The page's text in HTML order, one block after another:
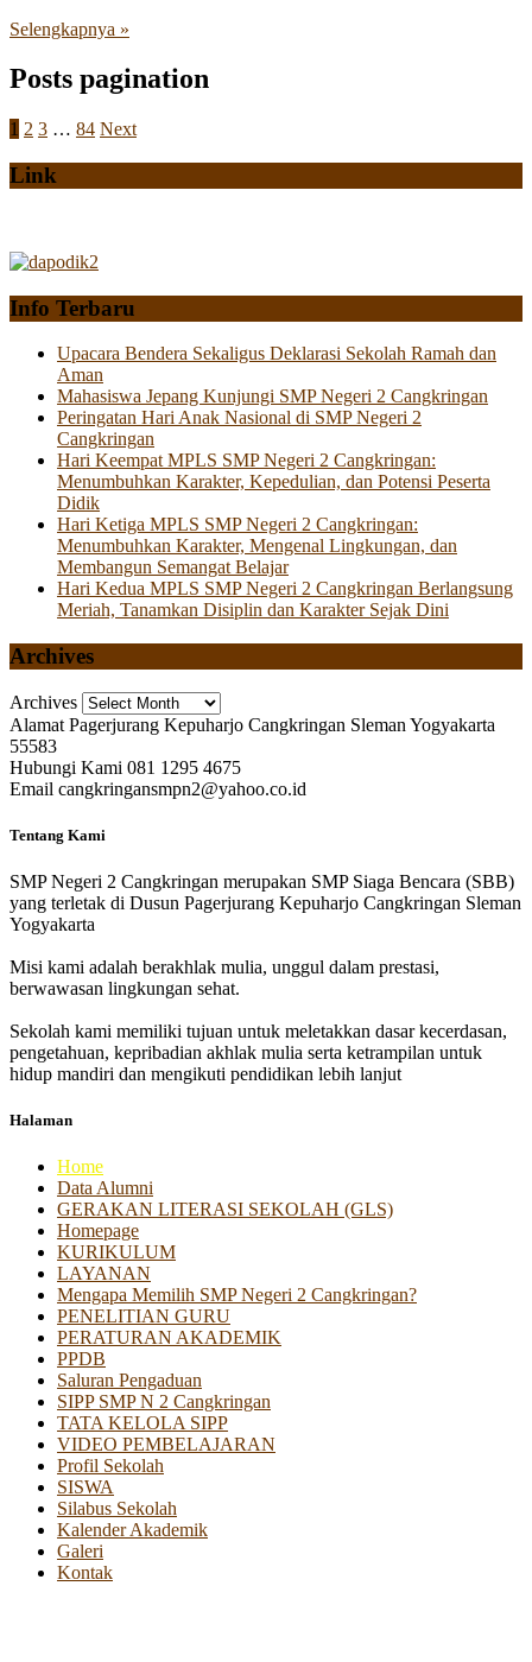
Selengkapnya »
Posts pagination
1 2 3 … 84 Next
Link
Info Terbaru
Upacara Bendera Sekaligus Deklarasi Sekolah Ramah dan
Aman
Mahasiswa Jepang Kunjungi SMP Negeri 2 Cangkringan
Peringatan Hari Anak Nasional di SMP Negeri 2
Cangkringan
Hari Keempat MPLS SMP Negeri 2 Cangkringan:
Menumbuhkan Karakter, Kepedulian, dan Potensi Peserta
Didik
Hari Ketiga MPLS SMP Negeri 2 Cangkringan:
Menumbuhkan Karakter, Mengenal Lingkungan, dan
Membangun Semangat Belajar
Hari Kedua MPLS SMP Negeri 2 Cangkringan Berlangsung
Meriah, Tanamkan Disiplin dan Karakter Sejak Dini
Archives
Archives
Alamat Pagerjurang Kepuharjo Cangkringan Sleman Yogyakarta
55583
Hubungi Kami 081 1295 4675
Email cangkringansmpn2@yahoo.co.id
Tentang Kami
SMP Negeri 2 Cangkringan merupakan SMP Siaga Bencara (SBB)
yang terletak di Dusun Pagerjurang Kepuharjo Cangkringan Sleman
Yogyakarta
Misi kami adalah berakhlak mulia, unggul dalam prestasi,
berwawasan lingkungan sehat.
Sekolah kami memiliki tujuan untuk meletakkan dasar kecerdasan,
pengetahuan, kepribadian akhlak mulia serta ketrampilan untuk
hidup mandiri dan mengikuti pendidikan lebih lanjut
Halaman
Home
Data Alumni
GERAKAN LITERASI SEKOLAH (GLS)
Homepage
KURIKULUM
LAYANAN
Mengapa Memilih SMP Negeri 2 Cangkringan?
PENELITIAN GURU
PERATURAN AKADEMIK
PPDB
Saluran Pengaduan
SIPP SMP N 2 Cangkringan
TATA KELOLA SIPP
VIDEO PEMBELAJARAN
Profil Sekolah
SISWA
Silabus Sekolah
Kalender Akademik
Galeri
Kontak